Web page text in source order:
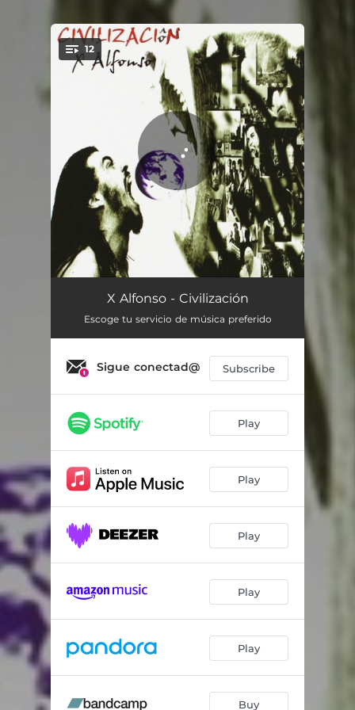
You're all set!
12
Habana 03:42
03:38
Civilización
Ley 03:51
Perro Que Ladra 04:34
Ya Déjame 04:14
04:38
04:42
Outro 00:35
X Alfonso - Civilización
Escoge tu servicio de música preferido
Sigue conectad@ Subscribe
Play
Play
Play
Play
Play
Buy